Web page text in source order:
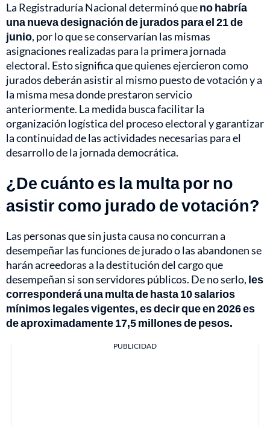
La Registraduría Nacional determinó queno habría
una nueva designación de jurados para el 21 de
junio, por lo que se conservarían las mismas
asignaciones realizadas para la primera jornada
electoral. Esto significa que quienes ejercieron como
jurados deberán asistir al mismo puesto de votación y a
la misma mesa donde prestaron servicio
anteriormente. La medida busca facilitar la
organización logística del proceso electoral y garantizar
la continuidad de las actividades necesarias para el
desarrollo de la jornada democrática.
¿De cuánto es la multa por no
asistir como jurado de votación?
Las personas que sin justa causa no concurran a
desempeñar las funciones de jurado o las abandonen se
harán acreedoras a la destitución del cargo que
desempeñan si son servidores públicos. De no serlo, les
corresponderá una multa de hasta 10 salarios
mínimos legales vigentes, es decir que en 2026 es
de aproximadamente 17,5 millones de pesos.
PUBLICIDAD